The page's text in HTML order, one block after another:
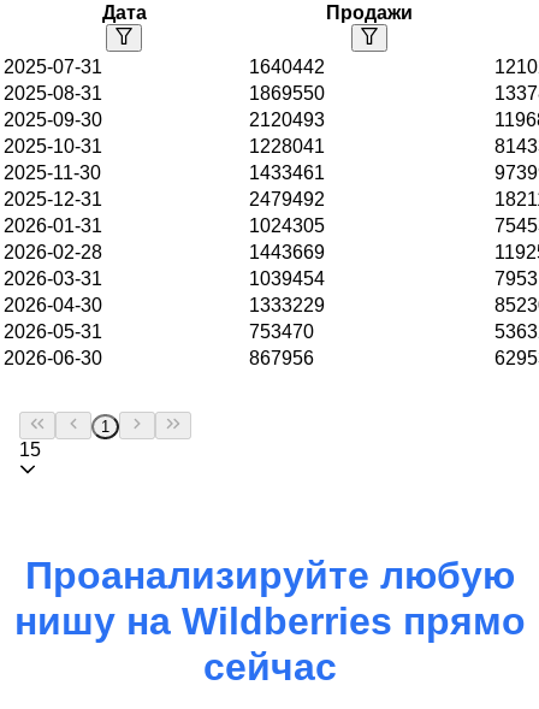
Дата Продажи
2025-07-31 1640442
2025-08-31
1869550
2025-09-30
2120493
2025-10-31
1228041
2025-11-30
1433461
2025-12-31
2479492
2026-01-31
1024305
2026-02-28
1443669
2026-03-31
1039454
2026-04-30
1333229
2026-05-31
753470
2026-06-30
867956
1
15
Проанализируйте любую
нишу на Wildberries прямо
сейчас